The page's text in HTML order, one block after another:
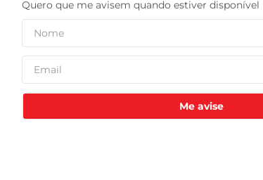
Me avise